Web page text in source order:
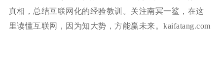
真相，总结互联网化的经验教训。关注南冥一鲨，在这
里读懂互联网，因为知大势，方能赢未来。kaifatang.com